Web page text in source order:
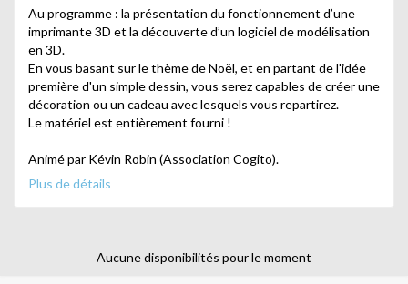
Au programme : la présentation du fonctionnement d’une
imprimante 3D et la découverte d’un logiciel de modélisation
en 3D.
En vous basant sur le thème de Noël, et en partant de l'idée
première d'un simple dessin, vous serez capables de créer une
décoration ou un cadeau avec lesquels vous repartirez.
Le matériel est entièrement fourni !
Animé par Kévin Robin (Association Cogito).
Plus de détails
Aucune disponibilités pour le moment